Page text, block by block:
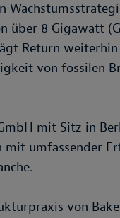
über 8 Gigawatt
Return
von fossilen
mit Sitz in
mit umfassender
von